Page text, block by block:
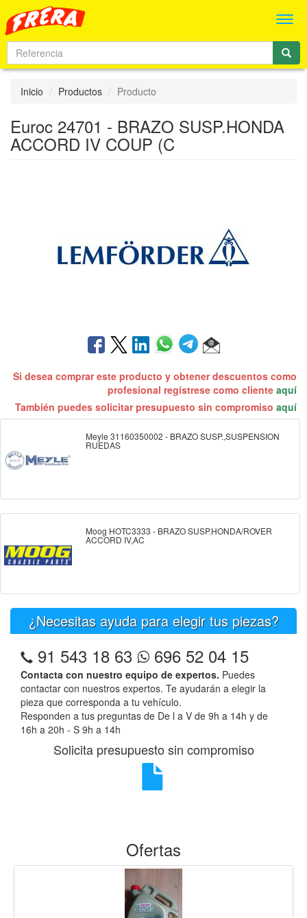
Inicio Productos Producto
Euroc 24701 - BRAZO SUSP.HONDA
ACCORD IV COUP (C
Si desea comprar este producto y obtener descuentos como
profesional regístrese como cliente aquí
También puedes solicitar presupuesto sin compromiso aquí
Meyle 31160350002 - BRAZO SUSP.,SUSPENSION
RUEDAS
Moog HOTC3333 - BRAZO SUSP.HONDA/ROVER
ACCORD IV,AC
¿Necesitas ayuda para elegir tus piezas?
91 543 18 63 696 52 04 15
Contacta con nuestro equipo de expertos. Puedes
contactar con nuestros expertos. Te ayudarán a elegir la
pieza que corresponda a tu vehículo.
Responden a tus preguntas de De l a V de 9h a 14h y de
16h a 20h - S 9h a 14h
Solicita presupuesto sin compromiso
Ofertas